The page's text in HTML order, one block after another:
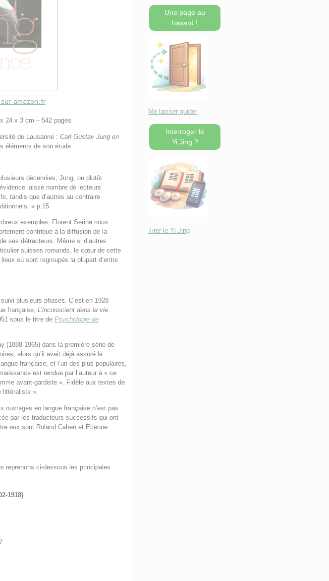
24 x 3 cm – 542 pages
de Lausanne :Carl Gustav Jung en
éléments de son étude.
décennies, Jung, ou plutôt
laissé nombre de lecteurs
tandis que d’autres au contraire
» p.15
exemples, Florent Serina nous
contribué à la diffusion de la
ses détracteurs. Même si d’autres
suisses romands, le cœur de cette
où sont regroupés la plupart d’entre
plusieurs phases. C’est en 1928
française,L’inconscient dans la vie
sous le titre dePsychologie de
(1888-1965) dans la première série de
alors qu’il avait déjà assuré la
française, et l’un des plus populaires,
est rendue par l’auteur à « ce
avant-gardiste ». Fidèle aux textes de
littéraliste ».
ouvrages en langue française n’est pas
par les traducteurs successifs qui ont
eux sont Roland Cahen et Étienne
reprenons ci-dessous les principales
1918)
Une page au
hasard !
Me laisser guider
Interroger le
Yi Jing ?
Tirer le Yi Jing